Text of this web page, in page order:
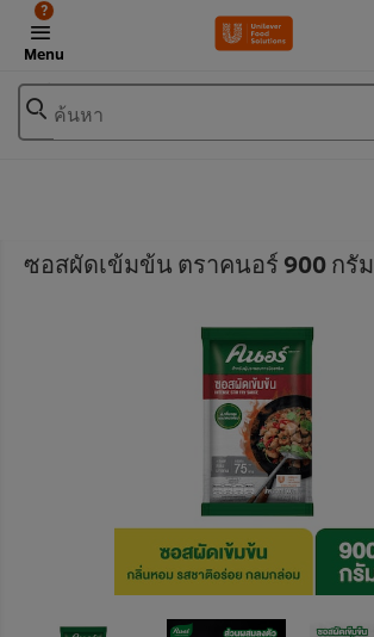
Menu
?
ค้นหา
ซอสผัดเข้มข้น ตราคนอร์ 900 กรัม